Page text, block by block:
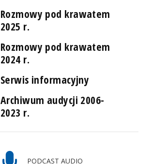
Rozmowy pod krawatem
2025 r.
Rozmowy pod krawatem
2024 r.
Serwis informacyjny
Archiwum audycji 2006-
2023 r.
PODCAST AUDIO